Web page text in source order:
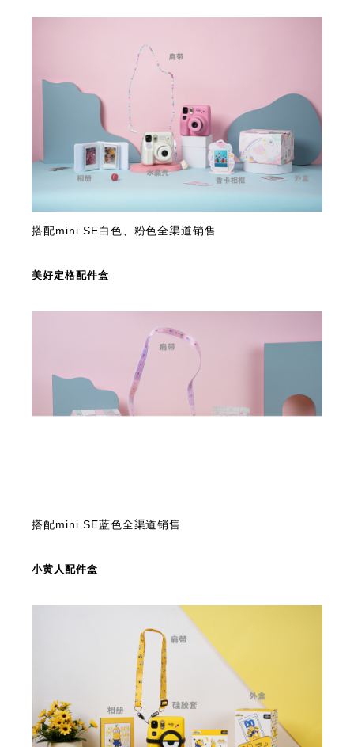
搭配mini SE白色、粉色全渠道销售
美好定格配件盒
搭配mini SE蓝色全渠道销售
小黄人配件盒